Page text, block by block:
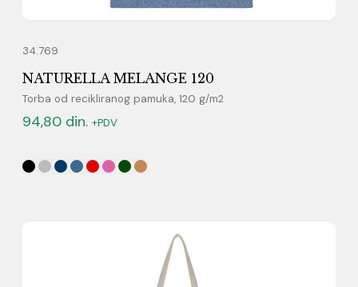
34.769
NATURELLA MELANGE 120
Torba od recikliranog pamuka, 120 g/m2
94,80 din. +PDV